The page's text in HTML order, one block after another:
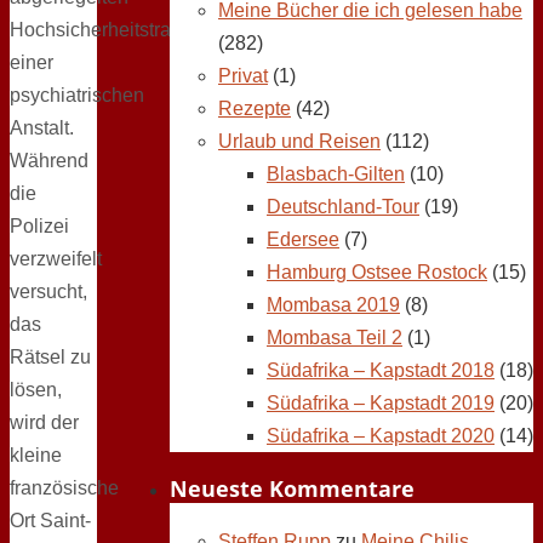
Hochsicherheitstrakt
einer
psychiatrischen
Anstalt.
Während
die
Polizei
verzweifelt
versucht,
das
Rätsel zu
lösen,
wird der
kleine
französische
Ort Saint-
Meine Bücher die ich gelesen habe
(282)
Privat(1)
Rezepte (42)
Urlaub und Reisen (112)
Blasbach-Gilten (10)
Deutschland-Tour (19)
Edersee (7)
Hamburg Ostsee Rostock (15)
Mombasa 2019 (8)
Mombasa Teil 2 (1)
Südafrika – Kapstadt 2018 (18)
Südafrika – Kapstadt 2019 (20)
Südafrika – Kapstadt 2020 (14)
Neueste Kommentare